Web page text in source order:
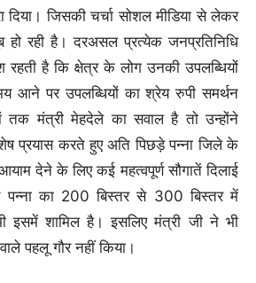
जिसकी चर्चा सोशल मीडिया से लेकर
हो रही है। दरअसल प्रत्येक जनप्रतिनिधि
है कि क्षेत्र के लोग उनकी उपलब्धियों
आने पर उपलब्धियों का श्रेय रुपी समर्थन
तक मंत्री मेहदेले का सवाल है तो उन्होंने
प्रयास करते हुए अति पिछड़े पन्ना जिले के
देने के लिए कई महत्वपूर्ण सौगातें दिलाई
पन्ना का 200 बिस्तर से 300 बिस्तर में
इसमें शामिल है। इसलिए मंत्री जी ने भी
पहलू गौर नहीं किया।